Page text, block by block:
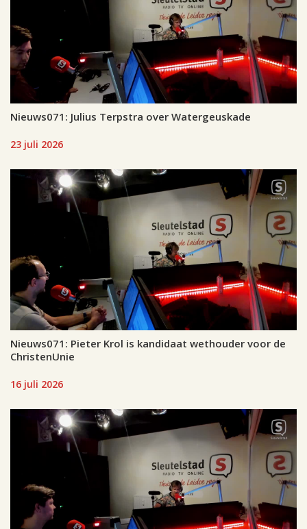
Nieuws071: Julius Terpstra over Watergeuskade
23 juli 2026
Nieuws071: Pieter Krol is kandidaat wethouder voor de
ChristenUnie
16 juli 2026